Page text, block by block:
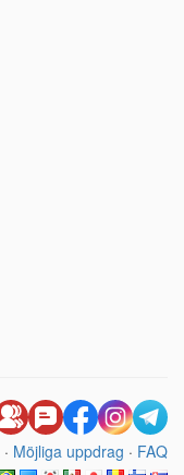
· Möjliga uppdrag · FAQ